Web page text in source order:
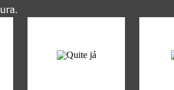
por SMS
em atraso por meio do SMS